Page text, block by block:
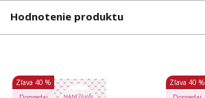
Hodnotenie produktu
Zľava 40 %
Zľava 40 %